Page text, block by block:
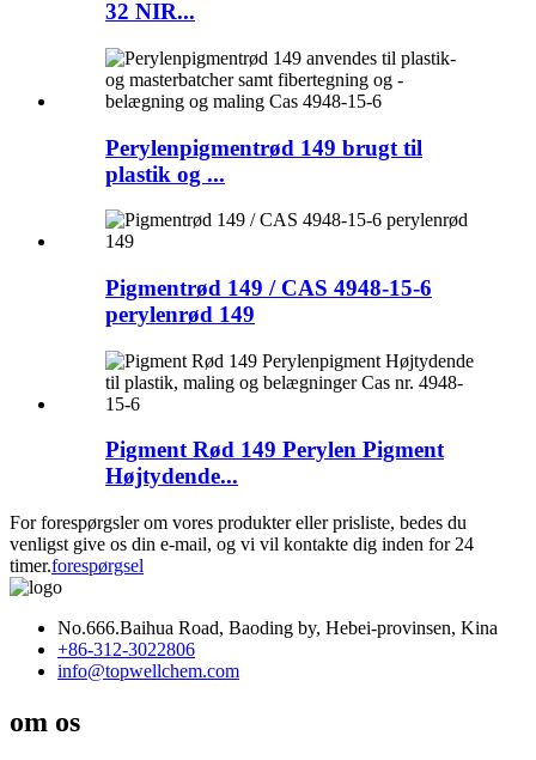
32 NIR...
Perylenpigmentrød 149 brugt til
plastik og ...
Pigmentrød 149 / CAS 4948-15-6
perylenrød 149
Pigment Rød 149 Perylen Pigment
Højtydende...
For forespørgsler om vores produkter eller prisliste, bedes du
venligst give os din e-mail, og vi vil kontakte dig inden for 24
timer.forespørgsel
No.666.Baihua Road, Baoding by, Hebei-provinsen, Kina
+86-312-3022806
info@topwellchem.com
om os